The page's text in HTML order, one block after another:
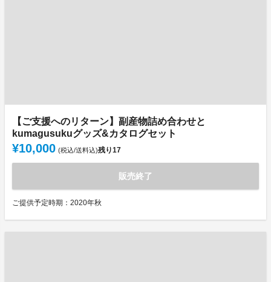
【ご支援へのリターン】副産物詰め合わせと
kumagusukuグッズ&カタログセット
¥10,000 (税込/送料込)残り17
販売終了
ご提供予定時期：2020年秋